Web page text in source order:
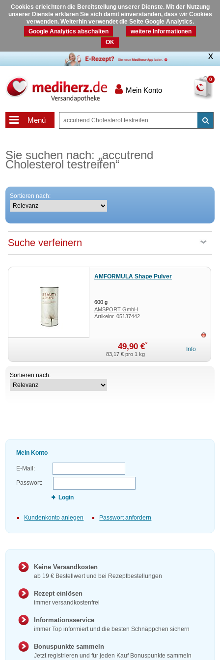
Cookies erleichtern die Bereitstellung unserer Dienste. Mit der Nutzung
unserer Dienste erklären Sie sich damit einverstanden, dass wir Cookies
verwenden. Weiterhin verwendet die Seite Google Analytics.
Google Analytics abschalten
weitere Informationen
OK
0
Mein Konto
Menü
Sie suchen nach: „accutrend
Cholesterol testreifen“
Sortieren nach:
Suche verfeinern
AMFORMULA Shape Pulver
600 g
AMSPORT GmbH
Artikelnr. 05137442
49,90 €*
83,17 €pro 1 kg
Info
Sortieren nach:
Mein Konto
E-Mail:
Passwort:
Login
Kundenkonto anlegen Passwort anfordern
Keine Versandkosten
ab 19 € Bestellwert und bei Rezeptbestellungen
Rezept einlösen
immer versandkostenfrei
Informationsservice
immer Top informiert und die besten Schnäppchen sichern
Bonuspunkte sammeln
Jetzt registrieren und für jeden Kauf Bonuspunkte sammeln